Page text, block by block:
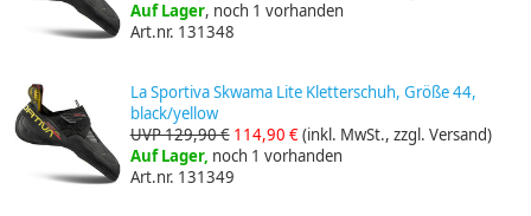
Auf Lager, noch 1 vorhanden
Art.nr. 131348
La Sportiva Skwama Lite Kletterschuh, Größe 44,
black/yellow
UVP 129,90 € 114,90 €(inkl. MwSt., zzgl. Versand)
Auf Lager, noch 1 vorhanden
Art.nr. 131349